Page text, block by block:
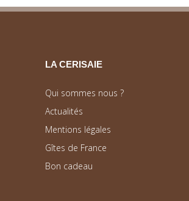
LA CERISAIE
Qui sommes nous ?
Actualités
Mentions légales
Gîtes de France
Bon cadeau